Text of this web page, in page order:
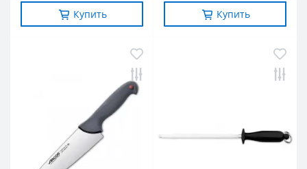
Купить Купить